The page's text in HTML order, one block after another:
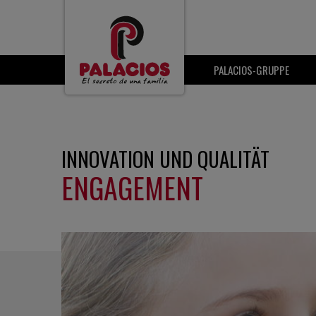
PALACIOS-GRUPPE
ENGAGEMENT
INNOVATION UND QUALITÄT